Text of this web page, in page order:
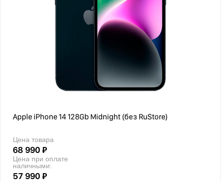
Apple iPhone 14 128Gb Midnight (без RuStore)
Цена товара
68 990 ₽
Цена при оплате
наличными:
57 990 ₽